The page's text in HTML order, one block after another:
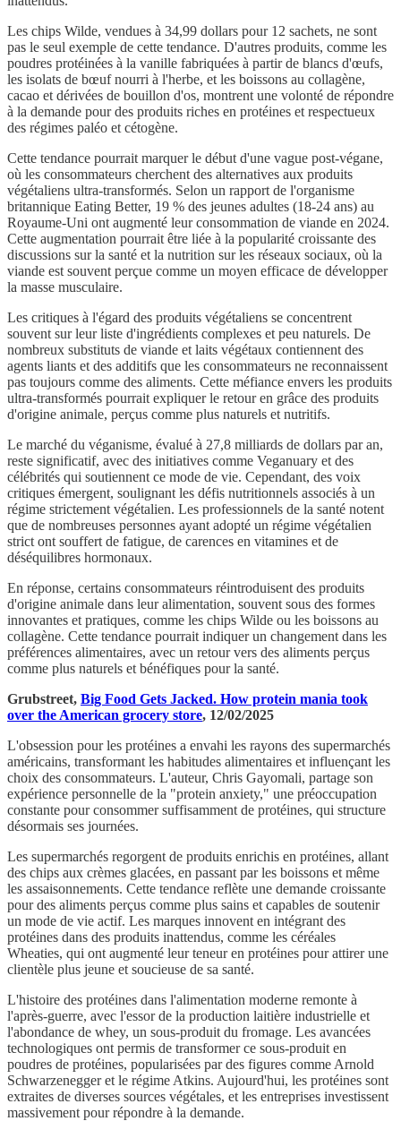
Les chips Wilde, vendues à 34,99 dollars pour 12 sachets, ne sont
pas le seul exemple de cette tendance. D'autres produits, comme les
poudres protéinées à la vanille fabriquées à partir de blancs d'œufs,
les isolats de bœuf nourri à l'herbe, et les boissons au collagène,
cacao et dérivées de bouillon d'os, montrent une volonté de répondre
à la demande pour des produits riches en protéines et respectueux
des régimes paléo et cétogène.
Cette tendance pourrait marquer le début d'une vague post-végane,
où les consommateurs cherchent des alternatives aux produits
végétaliens ultra-transformés. Selon un rapport de l'organisme
britannique Eating Better, 19 % des jeunes adultes (18-24 ans) au
Royaume-Uni ont augmenté leur consommation de viande en 2024.
Cette augmentation pourrait être liée à la popularité croissante des
discussions sur la santé et la nutrition sur les réseaux sociaux, où la
viande est souvent perçue comme un moyen efficace de développer
la masse musculaire.
Les critiques à l'égard des produits végétaliens se concentrent
souvent sur leur liste d'ingrédients complexes et peu naturels. De
nombreux substituts de viande et laits végétaux contiennent des
agents liants et des additifs que les consommateurs ne reconnaissent
pas toujours comme des aliments. Cette méfiance envers les produits
ultra-transformés pourrait expliquer le retour en grâce des produits
d'origine animale, perçus comme plus naturels et nutritifs.
Le marché du véganisme, évalué à 27,8 milliards de dollars par an,
reste significatif, avec des initiatives comme Veganuary et des
célébrités qui soutiennent ce mode de vie. Cependant, des voix
critiques émergent, soulignant les défis nutritionnels associés à un
régime strictement végétalien. Les professionnels de la santé notent
que de nombreuses personnes ayant adopté un régime végétalien
strict ont souffert de fatigue, de carences en vitamines et de
déséquilibres hormonaux.
En réponse, certains consommateurs réintroduisent des produits
d'origine animale dans leur alimentation, souvent sous des formes
innovantes et pratiques, comme les chips Wilde ou les boissons au
collagène. Cette tendance pourrait indiquer un changement dans les
préférences alimentaires, avec un retour vers des aliments perçus
comme plus naturels et bénéfiques pour la santé.
Grubstreet, Big Food Gets Jacked. How protein mania took
over the American grocery store, 12/02/2025
L'obsession pour les protéines a envahi les rayons des supermarchés
américains, transformant les habitudes alimentaires et influençant les
choix des consommateurs. L'auteur, Chris Gayomali, partage son
expérience personnelle de la "protein anxiety," une préoccupation
constante pour consommer suffisamment de protéines, qui structure
désormais ses journées.
Les supermarchés regorgent de produits enrichis en protéines, allant
des chips aux crèmes glacées, en passant par les boissons et même
les assaisonnements. Cette tendance reflète une demande croissante
pour des aliments perçus comme plus sains et capables de soutenir
un mode de vie actif. Les marques innovent en intégrant des
protéines dans des produits inattendus, comme les céréales
Wheaties, qui ont augmenté leur teneur en protéines pour attirer une
clientèle plus jeune et soucieuse de sa santé.
L'histoire des protéines dans l'alimentation moderne remonte à
l'après-guerre, avec l'essor de la production laitière industrielle et
l'abondance de whey, un sous-produit du fromage. Les avancées
technologiques ont permis de transformer ce sous-produit en
poudres de protéines, popularisées par des figures comme Arnold
Schwarzenegger et le régime Atkins. Aujourd'hui, les protéines sont
extraites de diverses sources végétales, et les entreprises investissent
massivement pour répondre à la demande.